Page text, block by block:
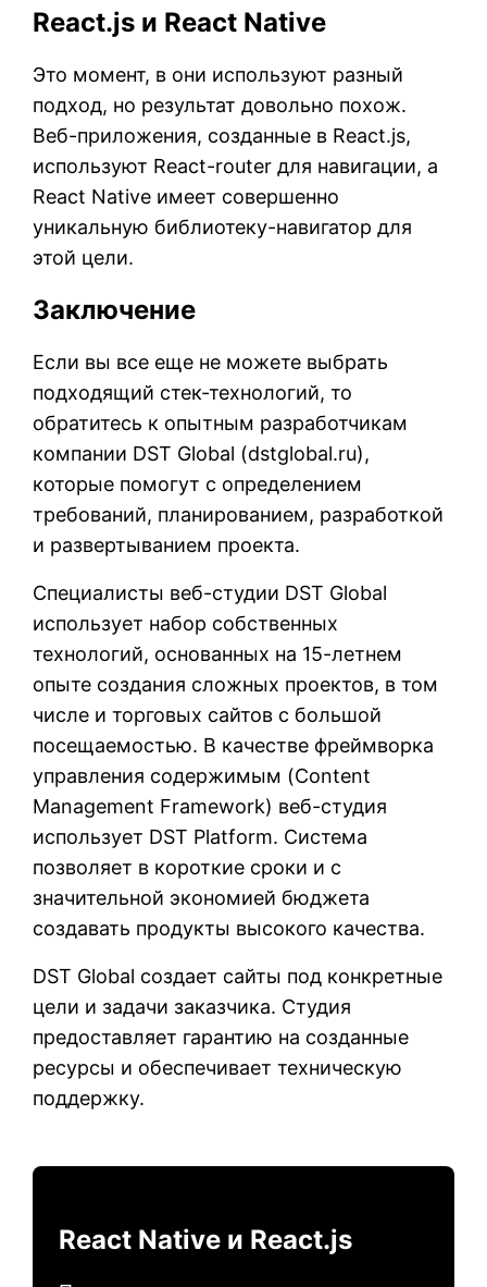
React.js и React Native
Это момент, в они используют разный
подход, но результат довольно похож.
Веб-приложения, созданные в React.js,
используют React-router для навигации, а
React Native имеет совершенно
уникальную библиотеку-навигатор для
этой цели.
Заключение
Если вы все еще не можете выбрать
подходящий стек-технологий, то
обратитесь к опытным разработчикам
компании DST Global (dstglobal.ru),
которые помогут с определением
требований, планированием, разработкой
и развертыванием проекта.
Специалисты веб-студии DST Global
использует набор собственных
технологий, основанных на 15-летнем
опыте создания сложных проектов, в том
числе и торговых сайтов с большой
посещаемостью. В качестве фреймворка
управления содержимым (Content
Management Framework) веб-студия
использует DST Platform. Система
позволяет в короткие сроки и с
значительной экономией бюджета
создавать продукты высокого качества.
DST Global создает сайты под конкретные
цели и задачи заказчика. Студия
предоставляет гарантию на созданные
ресурсы и обеспечивает техническую
поддержку.
React Native и React.js